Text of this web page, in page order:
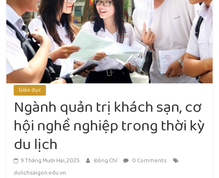
Giáo dục
Ngành quản trị khách sạn, cơ
hội nghề nghiệp trong thời kỳ
du lịch
9 Tháng Mười Hai, 2025 Đông Chí
0 Comments
dulichsaigon.edu.vn